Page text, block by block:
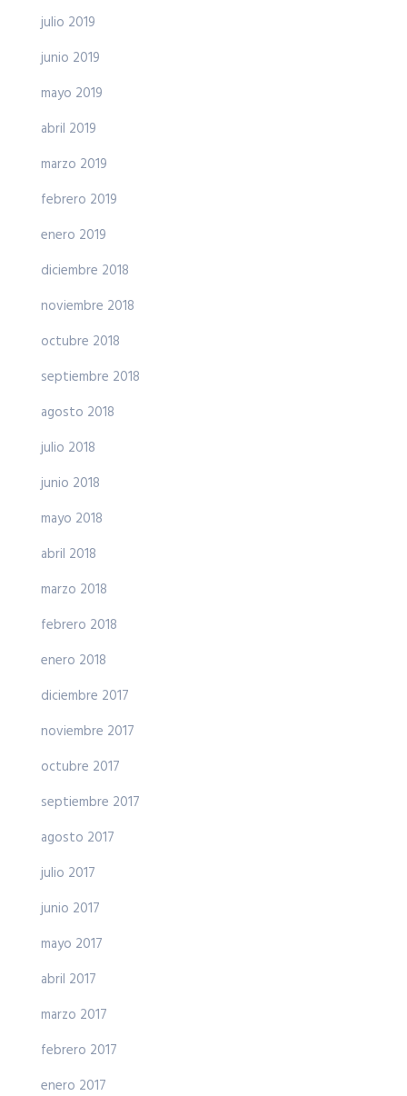
julio 2019
junio 2019
mayo 2019
abril 2019
marzo 2019
febrero 2019
enero 2019
diciembre 2018
noviembre 2018
octubre 2018
septiembre 2018
agosto 2018
julio 2018
junio 2018
mayo 2018
abril 2018
marzo 2018
febrero 2018
enero 2018
diciembre 2017
noviembre 2017
octubre 2017
septiembre 2017
agosto 2017
julio 2017
junio 2017
mayo 2017
abril 2017
marzo 2017
febrero 2017
enero 2017